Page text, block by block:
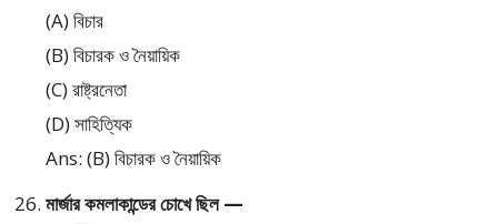
(A) বিচার
(B) বিচারক ও নৈয়ায়িক
(C) রাষ্ট্রনেতা
(D) সাহিত্যিক
Ans: (B) বিচারক ও নৈয়ায়িক
মার্জার কমলাকান্ডের চোখে ছিল —